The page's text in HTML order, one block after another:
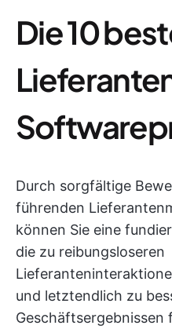
Die 10
Durch sorgfältige
führenden
können Sie eine
die zu reibungsloseren
und letztendlich zu
Geschäftsergebnissen